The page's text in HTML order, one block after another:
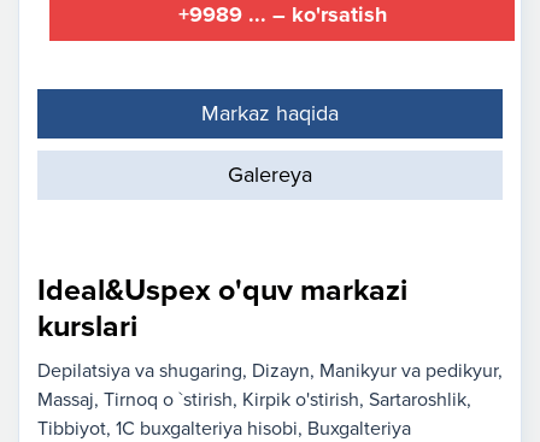
+9989 ... – ko'rsatish
Markaz haqida
Galereya
Ideal&Uspex o'quv markazi
kurslari
Depilatsiya va shugaring Dizayn Manikyur va pedikyur
Massaj Tirnoq o `stirish Kirpik o'stirish Sartaroshlik
Tibbiyot 1C buxgalteriya hisobi Buxgalteriya